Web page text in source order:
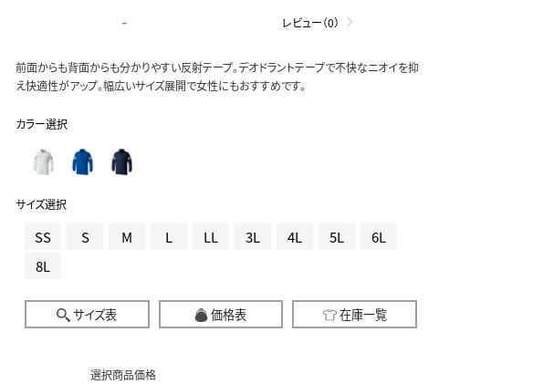
- レビュー（0）
前面からも背面からも分かりやすい反射テープ。デオドラントテープで不快なニオイを抑
え快適性がアップ。幅広いサイズ展開で女性にもおすすめです。
カラー選択
サイズ選択
SS S M L LL 3L 4L 5L
6L
8L
サイズ表 価格表 在庫一覧
選択商品価格